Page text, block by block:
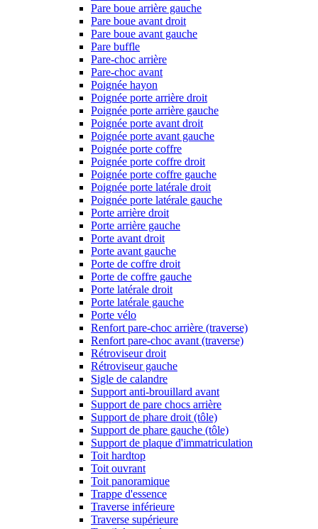
Pare boue arrière gauche
Pare boue avant droit
Pare boue avant gauche
Pare buffle
Pare-choc arrière
Pare-choc avant
Poignée hayon
Poignée porte arrière droit
Poignée porte arrière gauche
Poignée porte avant droit
Poignée porte avant gauche
Poignée porte coffre
Poignée porte coffre droit
Poignée porte coffre gauche
Poignée porte latérale droit
Poignée porte latérale gauche
Porte arrière droit
Porte arrière gauche
Porte avant droit
Porte avant gauche
Porte de coffre droit
Porte de coffre gauche
Porte latérale droit
Porte latérale gauche
Porte vélo
Renfort pare-choc arrière (traverse)
Renfort pare-choc avant (traverse)
Rétroviseur droit
Rétroviseur gauche
Sigle de calandre
Support anti-brouillard avant
Support de pare chocs arrière
Support de phare droit (tôle)
Support de phare gauche (tôle)
Support de plaque d'immatriculation
Toit hardtop
Toit ouvrant
Toit panoramique
Trappe d'essence
Traverse inférieure
Traverse supérieure